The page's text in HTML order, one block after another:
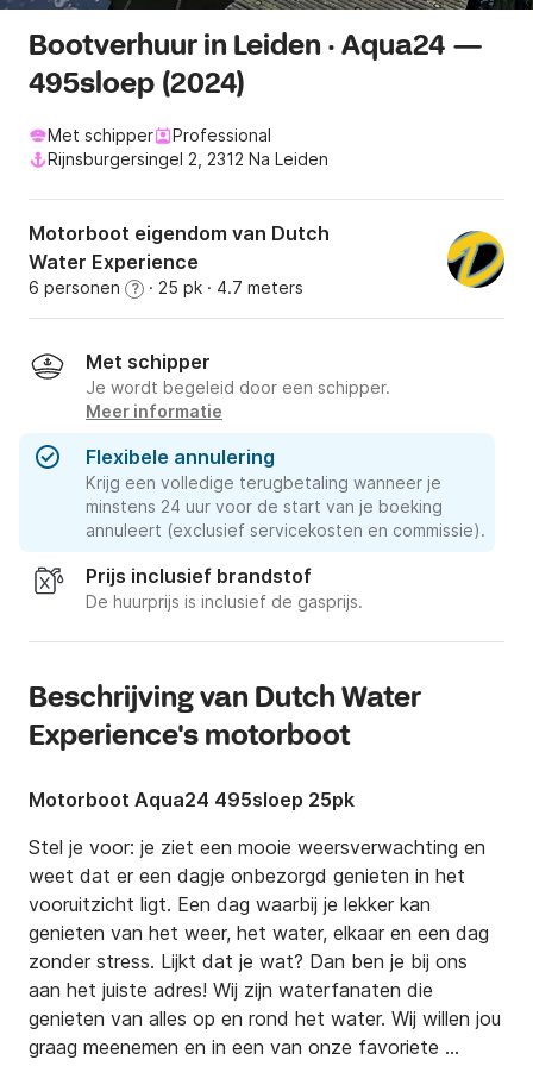
Bootverhuur in Leiden · Aqua24 —
495sloep (2024)
Met schipper
Professional
Rijnsburgersingel 2, 2312 Na Leiden
Motorboot eigendom van Dutch
Water Experience
6 personen ? · 25 pk · 4.7 meters
Met schipper
Je wordt begeleid door een schipper.
Meer informatie
Flexibele annulering
Krijg een volledige terugbetaling wanneer je
minstens 24 uur voor de start van je boeking
annuleert (exclusief servicekosten en commissie).
Prijs inclusief brandstof
De huurprijs is inclusief de gasprijs.
Beschrijving van Dutch Water
Experience's motorboot
Motorboot Aqua24 495sloep 25pk
Stel je voor: je ziet een mooie weersverwachting en
weet dat er een dagje onbezorgd genieten in het
vooruitzicht ligt. Een dag waarbij je lekker kan
genieten van het weer, het water, elkaar en een dag
zonder stress. Lijkt dat je wat? Dan ben je bij ons
aan het juiste adres! Wij zijn waterfanaten die
genieten van alles op en rond het water. Wij willen jou
graag meenemen en in een van onze favoriete